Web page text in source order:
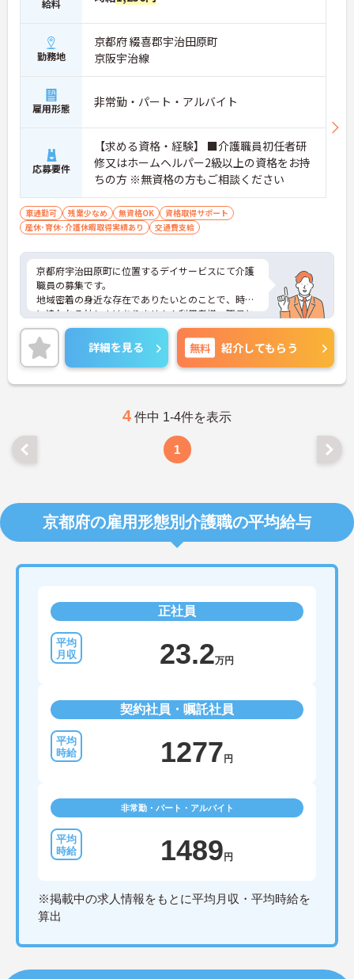
給料
勤務地
京都府 綴喜郡宇治田原町
京阪宇治線
雇用形態 非常勤・パート・アルバイト
応募要件
【求める資格・経験】 ■介護職員初任者研
修又はホームヘルパー2級以上の資格をお持
ちの方 ※無資格の方もご相談ください
車通勤可 残業少なめ 無資格OK
資格取得サポート
産休･育休･介護休暇取得実績あり
交通費支給
京都府宇治田原町に位置するデイサービスにて介護
職員の募集です。
地域密着の身近な存在でありたいとのことで、時間
に追われる忙しさはありません！利用者様、職員と
もにおっとりしている方が多く笑いが絶えない職場
です☆
スタッフさん同士とても仲が良く、皆さま定年まで
働かれる方がほとんどで、明るく働きやすい職場で
す！
に詳細をお話しいたしますので、お気軽にご相談く
詳細を見る 無料 紹介してもらう
4 件中 1-4件を表示
1
京都府の雇用形態別介護職の平均給与
正社員
23.2万円
契約社員・嘱託社員
1277 円
非常勤・パート・アルバイト
1489 円
※掲載中の求人情報をもとに平均月収・平均時給を
算出